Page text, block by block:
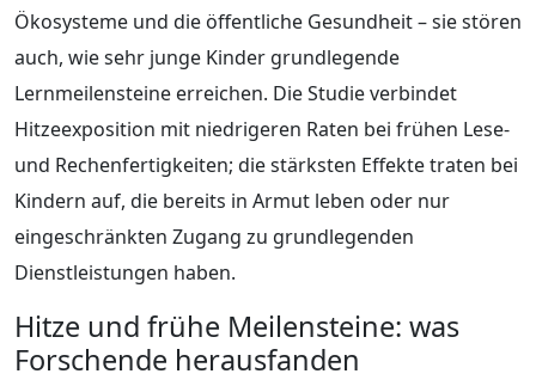
Ökosysteme und die öffentliche Gesundheit – sie stören
auch, wie sehr junge Kinder grundlegende
Lernmeilensteine erreichen. Die Studie verbindet
Hitzeexposition mit niedrigeren Raten bei frühen Lese-
und Rechenfertigkeiten; die stärksten Effekte traten bei
Kindern auf, die bereits in Armut leben oder nur
eingeschränkten Zugang zu grundlegenden
Dienstleistungen haben.
Hitze und frühe Meilensteine: was
Forschende herausfanden